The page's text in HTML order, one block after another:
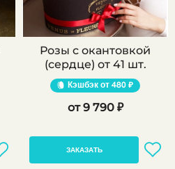
Розы с окантовкой
(сердце) от 41 шт.
Кэшбэк 480 ₽
9 790 ₽
ЗАКАЗАТЬ